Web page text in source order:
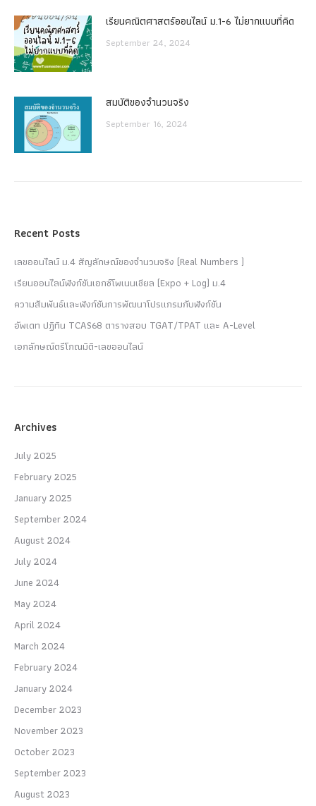
เรียนคณิตศาสตร์ออนไลน์ ม.1-6 ไม่ยากแบบที่คิด
September 24, 2024
สมบัติของจำนวนจริง
September 16, 2024
Recent Posts
เลขออนไลน์ ม.4 สัญลักษณ์ของจำนวนจริง (Real Numbers )
เรียนออนไลน์ฟังก์ชันเอกซ์โพเนนเชียล (Expo + Log) ม.4
ความสัมพันธ์และฟังก์ชันการพัฒนาโปรแกรมกับฟังก์ชัน
อัพเดท ปฏิทิน TCAS68 ตารางสอบ TGAT/TPAT และ A-Level
เอกลักษณ์ตรีโกณมิติ-เลขออนไลน์
Archives
July 2025
February 2025
January 2025
September 2024
August 2024
July 2024
June 2024
May 2024
April 2024
March 2024
February 2024
January 2024
December 2023
November 2023
October 2023
September 2023
August 2023